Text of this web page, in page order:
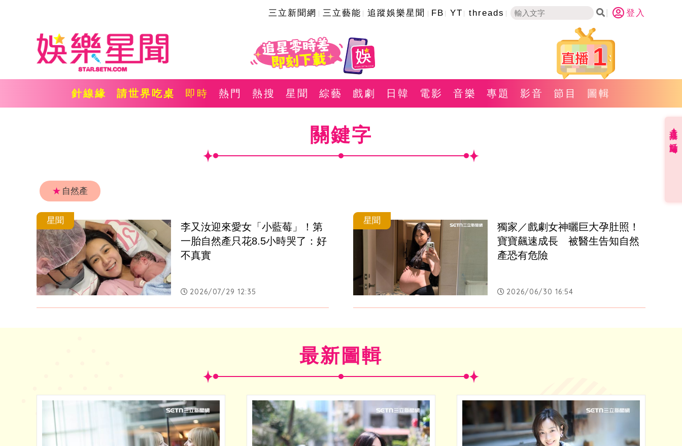
三立新聞網 三立藝能 追蹤娛樂星聞 FB YT threads 登入
1
針線緣 請世界吃桌 即時 熱門 熱搜 星聞 綜藝 戲劇 日韓 電影 音樂 專題 影音 節目 圖輯
關鍵字
★ 自然產
星聞
李又汝迎來愛女「小藍莓」！第
一胎自然產只花8.5小時哭了：好
不真實
2026/07/29 12:35
星聞
獨家／戲劇女神曬巨大孕肚照！
寶寶飆速成長　被醫生告知自然
產恐有危險
2026/06/30 16:54
最新圖輯
直播✦活動